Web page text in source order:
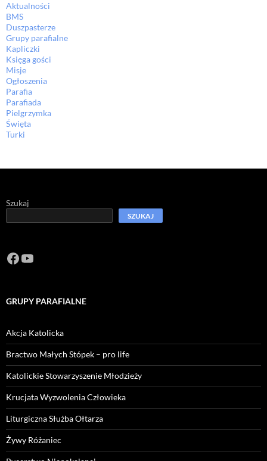
Aktualności
BMS
Duszpasterze
Grupy parafialne
Kapliczki
Księga gości
Misje
Ogłoszenia
Parafia
Parafiada
Pielgrzymka
Święta
Turki
Szukaj
SZUKAJ
Facebook
https://www.youtube.com/channel/
GRUPY PARAFIALNE
Akcja Katolicka
Bractwo Małych Stópek – pro life
Katolickie Stowarzyszenie Młodzieży
Krucjata Wyzwolenia Człowieka
Liturgiczna Służba Ołtarza
Żywy Różaniec